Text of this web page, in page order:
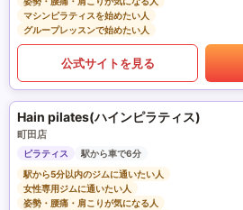
マシンピラティスを始めたい人
グループレッスンで始めたい人
公式サイトを見る
Hain pilates(ハインピラティス)
町田店
ピラティス
駅から車で6分
駅から5分以内のジムに通いたい人
女性専用ジムに通いたい人
姿勢・腰痛・肩こりが気になる人